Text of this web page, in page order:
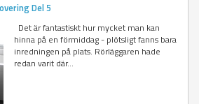
Del 5
Det är fantastiskt hur mycket man kan
hinna på en förmiddag - plötsligt fanns bara
inredningen på plats. Rörläggaren hade
redan varit där...